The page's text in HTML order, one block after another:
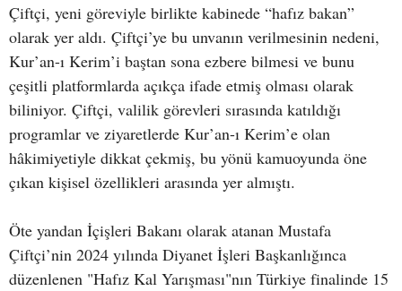
Çiftçi, yeni göreviyle birlikte kabinede “hafız bakan”
olarak yer aldı. Çiftçi’ye bu unvanın verilmesinin nedeni,
Kur’an-ı Kerim’i baştan sona ezbere bilmesi ve bunu
çeşitli platformlarda açıkça ifade etmiş olması olarak
biliniyor. Çiftçi, valilik görevleri sırasında katıldığı
programlar ve ziyaretlerde Kur’an-ı Kerim’e olan
hâkimiyetiyle dikkat çekmiş, bu yönü kamuoyunda öne
çıkan kişisel özellikleri arasında yer almıştı.
Öte yandan İçişleri Bakanı olarak atanan Mustafa
Çiftçi’nin 2024 yılında Diyanet İşleri Başkanlığınca
düzenlenen "Hafız Kal Yarışması"nın Türkiye finalinde 15